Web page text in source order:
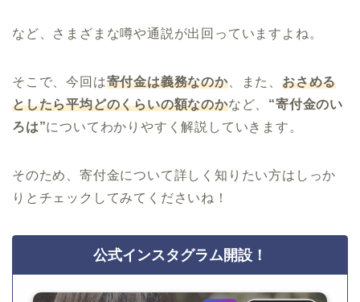
など、さまざまな噂や通説が出回っていますよね。
そこで、今回は寄付金は義務なのか、また、おさめる
としたら平均どのくらいの額なのかなど、 “寄付金のい
ろは”についてわかりやすく解説していきます。
そのため、寄付金について詳しく知りたい方はしっか
りとチェックしてみてくださいね！
公式インスタグラム開設！